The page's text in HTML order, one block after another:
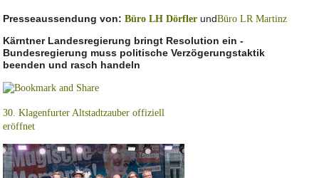
Presseaussendung von:Büro LH Dörfler undBüro LR Martinz
Kärntner Landesregierung bringt Resolution ein -
Bundesregierung muss politische Verzögerungstaktik
beenden und rasch handeln
30. Klagenfurter Altstadtzauber offiziell
eröffnet